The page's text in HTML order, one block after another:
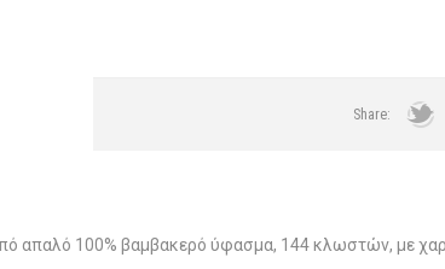
Share:
απαλό 100% βαμβακερό ύφασμα, 144 κλωστών, με